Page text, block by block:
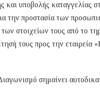
και υποβολής
την προστασία των
στοιχείων τους από το
τους προς την
σημαίνει